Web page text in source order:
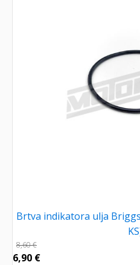
Brtva indikatora ulja
8,60€
6,90 €